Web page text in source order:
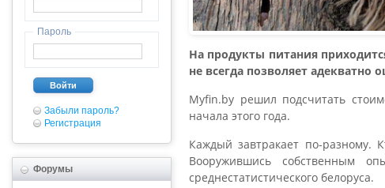
Пароль
Войти
Забыли пароль?
Регистрация
Форумы
На продукты питания
не всегда позволяет адекватно
Мyfin.by решил подсчитать
начала этого года.
Каждый завтракает по-разному.
Вооружившись собственным
среднестатистического белоруса.